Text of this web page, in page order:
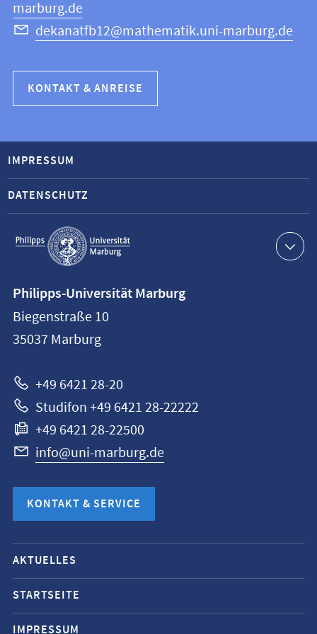
marburg.de
dekanatfb12@mathematik.uni-marburg.de
KONTAKT & ANREISE
Service-
Navigation
IMPRESSUM
DATENSCHUTZ
Philipps-
Universität
Marburg
Philipps-Universität Marburg
Biegenstraße 10
35037 Marburg
+49 6421 28-20
Studifon +49 6421 28-22222
+49 6421 28-22500
info@uni-marburg.de
KONTAKT & SERVICE
Mobile-
Service-
Navigation
und
AKTUELLES
STARTSEITE
IMPRESSUM